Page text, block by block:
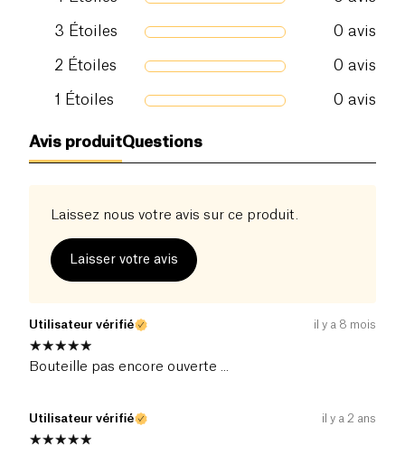
3 Étoiles 0 avis
2 Étoiles 0 avis
1 Étoiles 0 avis
Avis produitQuestions
Laissez nous votre avis sur ce produit.
Laisser votre avis
Utilisateur vérifié il y a 8 mois
Bouteille pas encore ouverte ...
Utilisateur vérifié il y a 2 ans